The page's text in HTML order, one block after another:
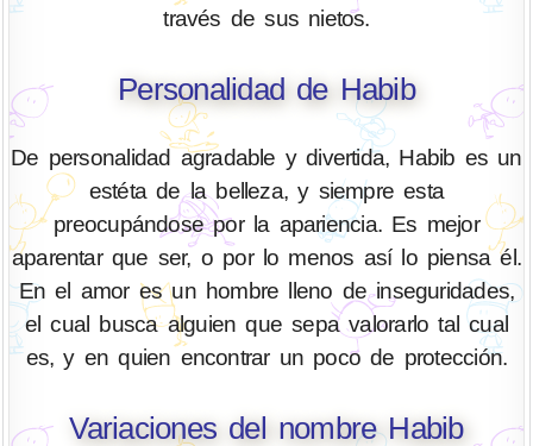
través de sus nietos.
Personalidad de Habib
De personalidad agradable y divertida, Habib es un
estéta de la belleza, y siempre esta
preocupándose por la apariencia. Es mejor
aparentar que ser, o por lo menos así lo piensa él.
En el amor es un hombre lleno de inseguridades,
el cual busca alguien que sepa valorarlo tal cual
es, y en quien encontrar un poco de protección.
Variaciones del nombre Habib